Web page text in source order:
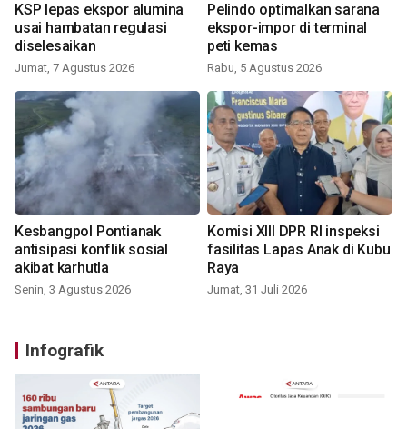
KSP lepas ekspor alumina
usai hambatan regulasi
diselesaikan
Jumat, 7 Agustus 2026
Pelindo optimalkan sarana
ekspor-impor di terminal
peti kemas
Rabu, 5 Agustus 2026
Kesbangpol Pontianak
antisipasi konflik sosial
akibat karhutla
Senin, 3 Agustus 2026
Komisi XIII DPR RI inspeksi
fasilitas Lapas Anak di Kubu
Raya
Jumat, 31 Juli 2026
Infografik